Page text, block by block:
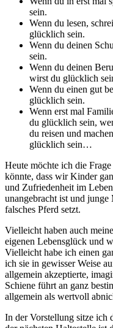
sein.
Wenn du lesen,
glücklich sein.
Wenn du deinen
sein.
Wenn du deinen
wirst du glücklich
Wenn du einen gut
glücklich sein.
Wenn erst mal
du glücklich sein,
du reisen und
glücklich sein…
Heute möchte ich die
könnte, dass wir Kinder
und Zufriedenheit im
unangebracht ist und
falsches Pferd setzt.
Vielleicht haben auch
eigenen Lebensglück und
Vielleicht habe ich einen
ich sie in gewisser Weise
allgemein akzeptierte,
Schiene führt an ganz
allgemein als wertvoll
In der Vorstellung sitze ich